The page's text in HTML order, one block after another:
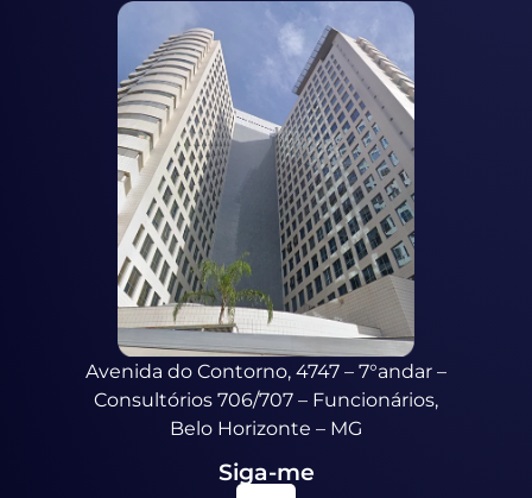
Avenida do Contorno, 4747 – 7°andar –
Consultórios 706/707 – Funcionários,
Belo Horizonte – MG
Siga-me